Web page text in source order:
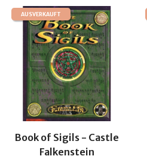
AUSVERKAUFT
Book of Sigils - Castle
Falkenstein